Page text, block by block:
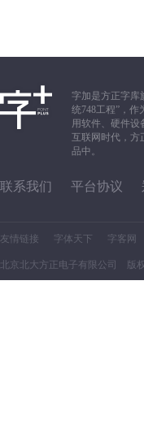
字加是方正字库
统748工程”，
用软件、硬件设
互联网时代，方
品中。
联系我们 平台协议
友情链接 字体天下 字客网
北京北大方正电子有限公司 版